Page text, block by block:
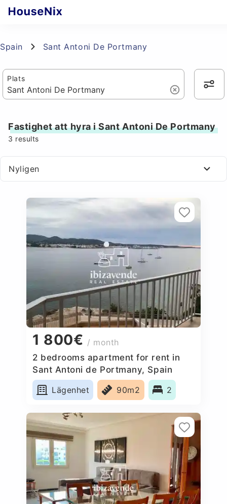
Spain Sant Antoni De Portmany
Plats
Fastighet att hyra i Sant Antoni De Portmany
3 results
Nyligen
1 800€ / month
2 bedrooms apartment for rent in
Sant Antoni de Portmany, Spain
Lägenhet
90m2 2